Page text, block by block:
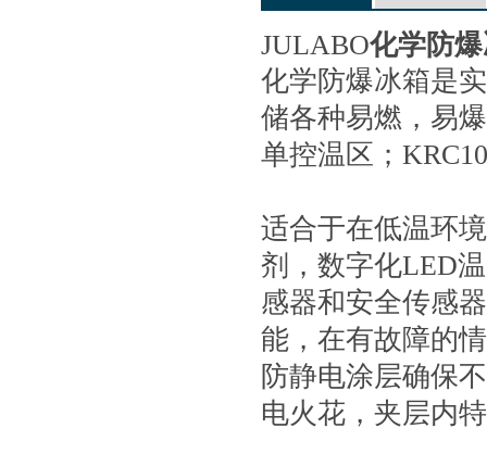
JULABO化学防
化学防爆冰箱是
储各种易燃，易
单控温区；
适合于在低温环
剂，数字化LED
感器和安全传感
能，在有故障的
防静电涂层确保
电火花，夹层内